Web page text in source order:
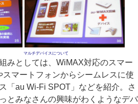
マルチデバイスについて
みとしては、WiMAX対応のスマー
スマートフォンからシームレスに使
「au Wi-Fi SPOT」などを紹介。さ
とみなさんの興味がわくようなデバ